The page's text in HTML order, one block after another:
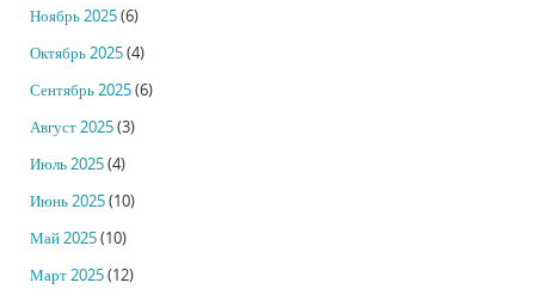
Ноябрь 2025(6)
Октябрь 2025(4)
Сентябрь 2025(6)
Август 2025(3)
Июль 2025(4)
Июнь 2025(10)
Май 2025(10)
Март 2025(12)